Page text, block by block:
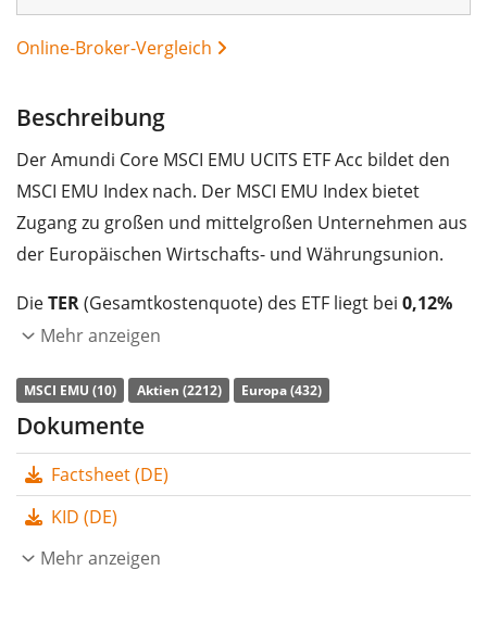
Online-Broker-Vergleich
Beschreibung
Der Amundi Core MSCI EMU UCITS ETF Acc bildet den
MSCI EMU Index nach. Der MSCI EMU Index bietet
Zugang zu großen und mittelgroßen Unternehmen aus
der Europäischen Wirtschafts- und Währungsunion.
DieTER(Gesamtkostenquote) des ETF liegt bei 0,12%
p.a.. Der ETF bildet die Wertentwicklung des Index
Indexbestandteile) nach. Die Dividendenerträge im ETF
werdenthesauriert
Der Amundi Core MSCI EMU UCITS ETF Acc ist ein
großer ETF mit
Mehr anzeigen
MSCI EMU (10) Aktien (2212) Europa (432)
Dokumente
Factsheet (DE)
KID (DE)
Mehr anzeigen